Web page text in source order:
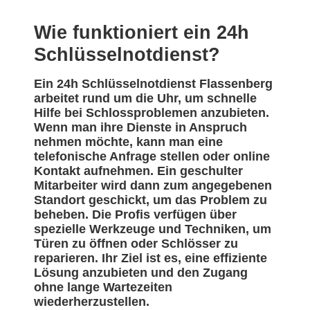
Wie funktioniert ein 24h
Schlüsselnotdienst?
Ein 24h Schlüsselnotdienst Flassenberg
arbeitet rund um die Uhr, um schnelle
Hilfe bei Schlossproblemen anzubieten.
Wenn man ihre Dienste in Anspruch
nehmen möchte, kann man eine
telefonische Anfrage stellen oder online
Kontakt aufnehmen. Ein geschulter
Mitarbeiter wird dann zum angegebenen
Standort geschickt, um das Problem zu
beheben. Die Profis verfügen über
spezielle Werkzeuge und Techniken, um
Türen zu öffnen oder Schlösser zu
reparieren. Ihr Ziel ist es, eine effiziente
Lösung anzubieten und den Zugang
ohne lange Wartezeiten
wiederherzustellen.